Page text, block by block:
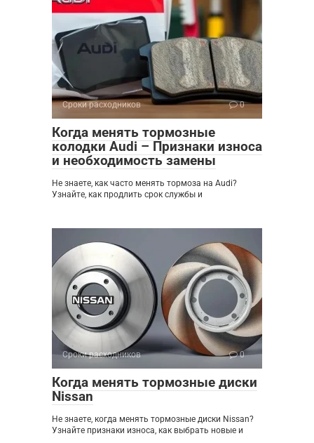
Сроки расходников 0
Когда менять тормозные
колодки Audi – Признаки износа
и необходимость замены
Не знаете, как часто менять тормоза на Audi?
Узнайте, как продлить срок службы и
Сроки расходников 0
Когда менять тормозные диски
Nissan
Не знаете, когда менять тормозные диски Nissan?
Узнайте признаки износа, как выбрать новые и